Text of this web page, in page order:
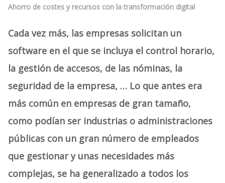
Ahorro de costes y recursos con la transformación digital
Cada vez más, las empresas solicitan un
software en el que se incluya el control horario,
la gestión de accesos, de las nóminas, la
seguridad de la empresa, … Lo que antes era
más común en empresas de gran tamaño,
como podían ser industrias o administraciones
públicas con un gran número de empleados
que gestionar y unas necesidades más
complejas, se ha generalizado a todos los